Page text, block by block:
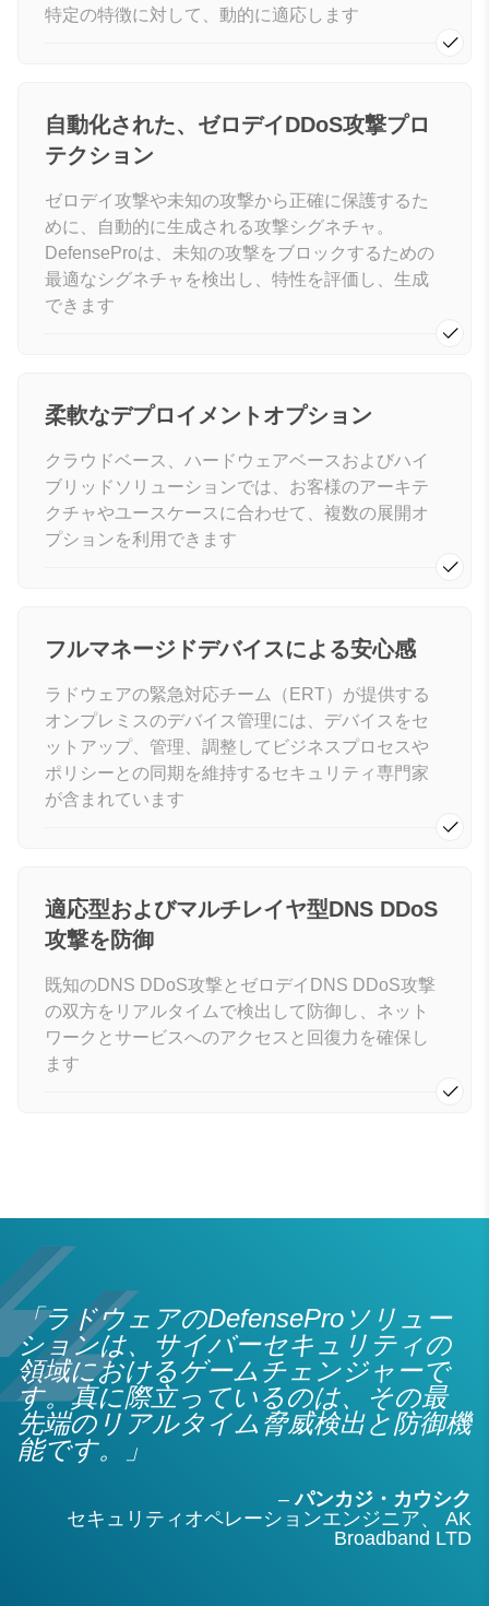
特定の特徴に対して、動的に適応します
自動化された、ゼロデイDDoS攻撃プロ
テクション
ゼロデイ攻撃や未知の攻撃から正確に保護するた
めに、自動的に生成される攻撃シグネチャ。
DefenseProは、未知の攻撃をブロックするための
最適なシグネチャを検出し、特性を評価し、生成
できます
柔軟なデプロイメントオプション
クラウドベース、ハードウェアベースおよびハイ
ブリッドソリューションでは、お客様のアーキテ
クチャやユースケースに合わせて、複数の展開オ
プションを利用できます
フルマネージドデバイスによる安心感
ラドウェアの緊急対応チーム（ERT）が提供する
オンプレミスのデバイス管理には、デバイスをセ
ットアップ、管理、調整してビジネスプロセスや
ポリシーとの同期を維持するセキュリティ専門家
が含まれています
適応型およびマルチレイヤ型DNS DDoS
攻撃を防御
既知のDNS DDoS攻撃とゼロデイDNS DDoS攻撃
の双方をリアルタイムで検出して防御し、ネット
ワークとサービスへのアクセスと回復力を確保し
ます
「ラドウェアのDefenseProソリュー
ションは、サイバーセキュリティの
領域におけるゲームチェンジャーで
す。真に際立っているのは、その最
先端のリアルタイム脅威検出と防御機
能です。」
–パンカジ・カウシク
セキュリティオペレーションエンジニア、
AK
Broadband LTD